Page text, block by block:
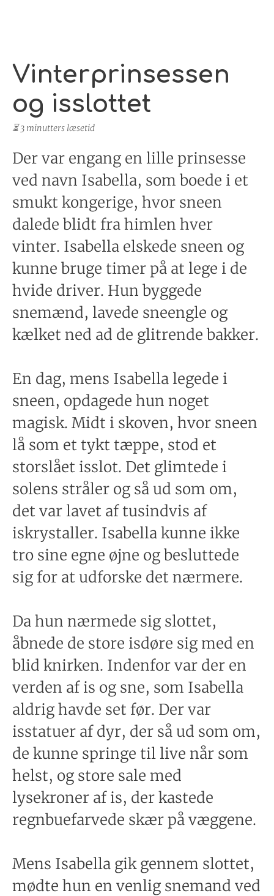
Vinterprinsessen
og isslottet
⏳ 3 minutters læsetid
Der var engang en lille prinsesse
ved navn Isabella, som boede i et
smukt kongerige, hvor sneen
dalede blidt fra himlen hver
vinter. Isabella elskede sneen og
kunne bruge timer på at lege i de
hvide driver. Hun byggede
snemænd, lavede sneengle og
kælket ned ad de glitrende bakker.
En dag, mens Isabella legede i
sneen, opdagede hun noget
magisk. Midt i skoven, hvor sneen
lå som et tykt tæppe, stod et
storslået isslot. Det glimtede i
solens stråler og så ud som om,
det var lavet af tusindvis af
iskrystaller. Isabella kunne ikke
tro sine egne øjne og besluttede
sig for at udforske det nærmere.
Da hun nærmede sig slottet,
åbnede de store isdøre sig med en
blid knirken. Indenfor var der en
verden af is og sne, som Isabella
aldrig havde set før. Der var
isstatuer af dyr, der så ud som om,
de kunne springe til live når som
helst, og store sale med
lysekroner af is, der kastede
regnbuefarvede skær på væggene.
Mens Isabella gik gennem slottet,
mødte hun en venlig snemand ved